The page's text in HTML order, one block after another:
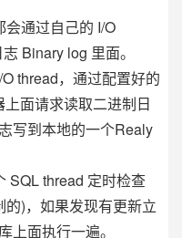
通过自己的 I/O
Binary log 里面。
thread，通过配置好的
面请求读取二进制日
写到本地的一个Realy
SQL thread 定时检查
)，如果发现有更新立
上面执行一遍。